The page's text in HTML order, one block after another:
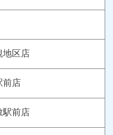
地区店
前店
駅前店